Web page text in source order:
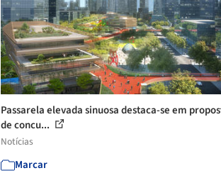
Passarela elevada sinuosa destaca-se em
de concu...
Notícias
Marcar